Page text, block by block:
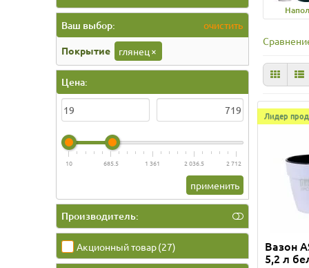
Ваш выбор: очистить
Покрытие глянец ×
Цена:
10 685.5 1 361 2 036.5 2 712
применить
Производитель:
Акционный товар(27)
Лидер
Вазон
5,2 л